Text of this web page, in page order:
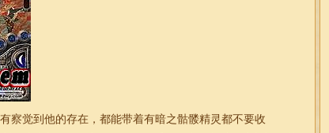
察觉到他的存在，都能带着有暗之骷髅精灵都不要收